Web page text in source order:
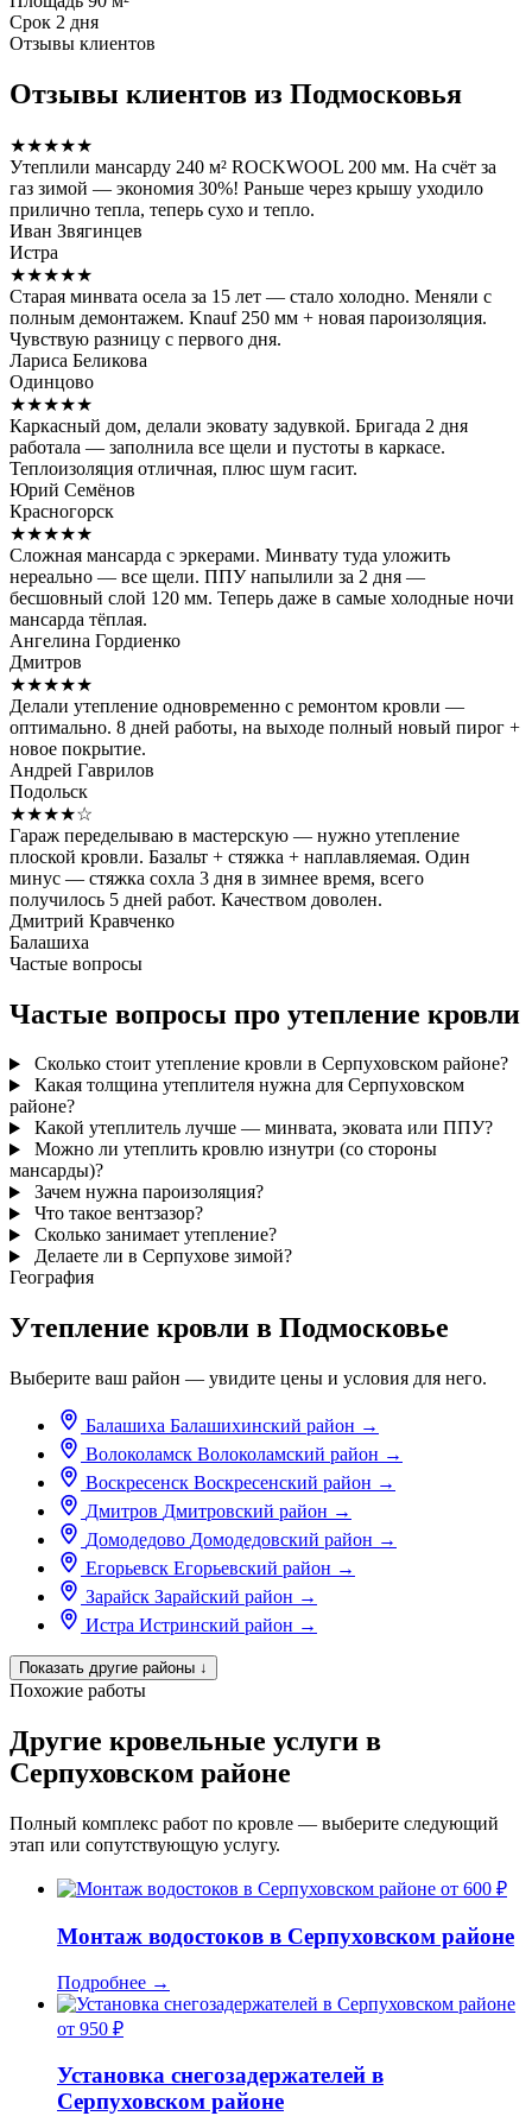
Срок 2 дня
Отзывы клиентов
Отзывы клиентов из Подмосковья
★★★★★
Утеплили мансарду 240 м² ROCKWOOL 200 мм. На счёт за
газ зимой — экономия 30%! Раньше через крышу уходило
прилично тепла, теперь сухо и тепло.
Иван Звягинцев
Истра
★★★★★
Старая минвата осела за 15 лет — стало холодно. Меняли с
полным демонтажем. Knauf 250 мм + новая пароизоляция.
Чувствую разницу с первого дня.
Лариса Беликова
Одинцово
★★★★★
Каркасный дом, делали эковату задувкой. Бригада 2 дня
работала — заполнила все щели и пустоты в каркасе.
Теплоизоляция отличная, плюс шум гасит.
Юрий Семёнов
Красногорск
★★★★★
Сложная мансарда с эркерами. Минвату туда уложить
нереально — все щели. ППУ напылили за 2 дня —
бесшовный слой 120 мм. Теперь даже в самые холодные ночи
мансарда тёплая.
Ангелина Гордиенко
Дмитров
★★★★★
Делали утепление одновременно с ремонтом кровли —
оптимально. 8 дней работы, на выходе полный новый пирог +
новое покрытие.
Андрей Гаврилов
Подольск
★★★★☆
Гараж переделываю в мастерскую — нужно утепление
плоской кровли. Базальт + стяжка + наплавляемая. Один
минус — стяжка сохла 3 дня в зимнее время, всего
получилось 5 дней работ. Качеством доволен.
Дмитрий Кравченко
Балашиха
Частые вопросы
Частые вопросы про утепление кровли
Сколько стоит утепление кровли в Серпуховском районе?
Какая толщина утеплителя нужна для Серпуховском
районе?
Какой утеплитель лучше — минвата, эковата или ППУ?
Можно ли утеплить кровлю изнутри (со стороны
мансарды)?
Зачем нужна пароизоляция?
Что такое вентзазор?
Сколько занимает утепление?
Делаете ли в Серпухове зимой?
География
Утепление кровли в Подмосковье
Выберите ваш район — увидите цены и условия для него.
Балашиха Балашихинский район →
Волоколамск Волоколамский район →
Воскресенск Воскресенский район →
Дмитров Дмитровский район →
Домодедово Домодедовский район →
Егорьевск Егорьевский район →
Зарайск Зарайский район →
Истра Истринский район →
Показать другие районы ↓
Похожие работы
Другие кровельные услуги в
Серпуховском районе
Полный комплекс работ по кровле — выберите следующий
этап или сопутствующую услугу.
от 600 ₽
Монтаж водостоков в Серпуховском районе
Подробнее →
от 950 ₽
Установка снегозадержателей в
Серпуховском районе